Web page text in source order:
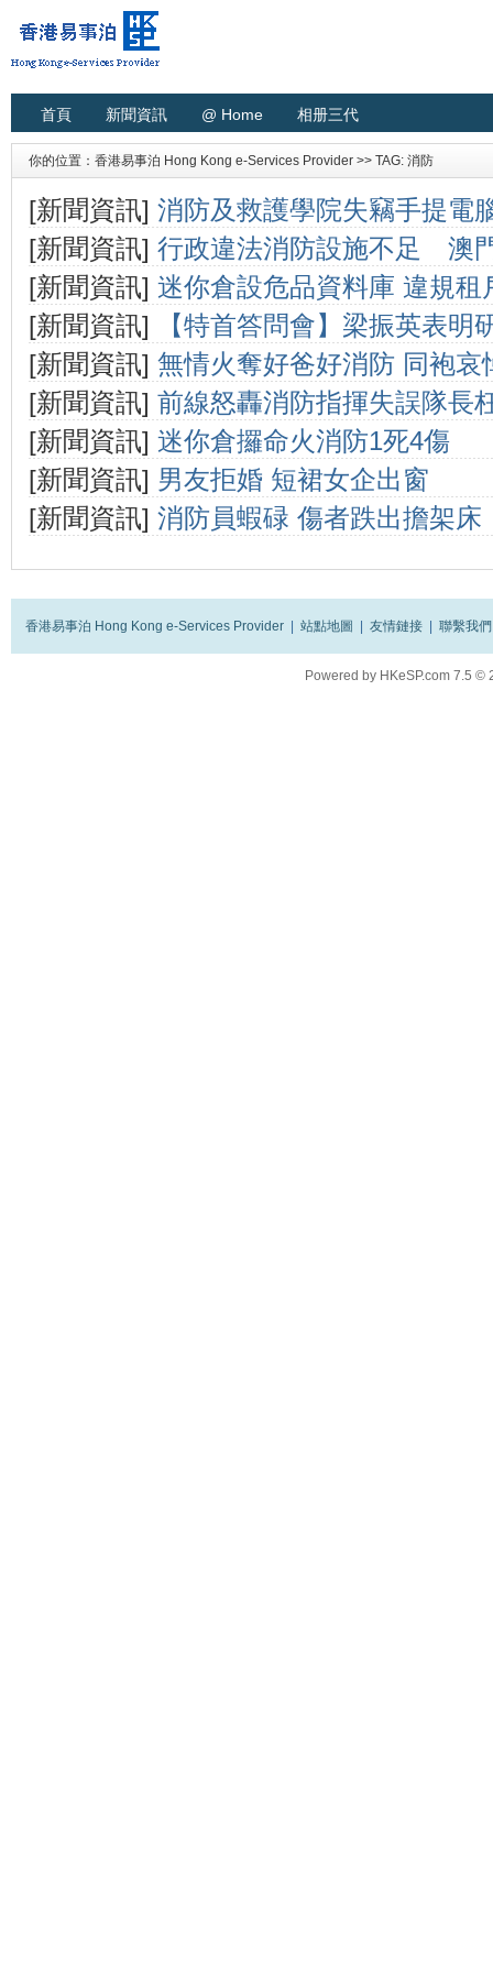
首頁 新聞資訊 @ Home 相册三代
你的位置： 香港易事泊 Hong Kong e-Services Provider >> TAG: 消防
[新聞資訊] 消防及救護學院失竊手提電
[新聞資訊] 行政違法消防設施不足 澳
閉半年
[新聞資訊] 迷你倉設危品資料庫 違規租
[新聞資訊]
【特首答問會】梁振英表明
房
[新聞資訊] 無情火奪好爸好消防 同袍哀
[新聞資訊] 前線怒轟消防指揮失誤隊長
[新聞資訊] 迷你倉攞命火消防1死4傷
[新聞資訊] 男友拒婚 短裙女企出窗
[新聞資訊] 消防員蝦碌 傷者跌出擔架床
香港易事泊 Hong Kong e-Services Provider 站點地圖 友情鏈接 聯繫我們
Powered by HKeSP.com 7.5 ©